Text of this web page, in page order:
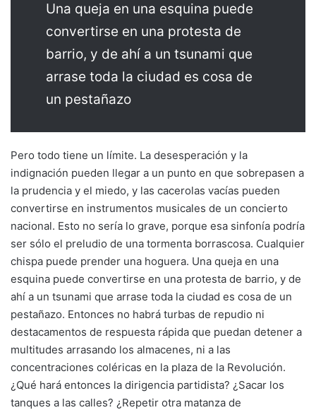
Una queja en una esquina puede
convertirse en una protesta de
barrio, y de ahí a un tsunami que
arrase toda la ciudad es cosa de
un pestañazo
Pero todo tiene un límite. La desesperación y la
indignación pueden llegar a un punto en que sobrepasen a
la prudencia y el miedo, y las cacerolas vacías pueden
convertirse en instrumentos musicales de un concierto
nacional. Esto no sería lo grave, porque esa sinfonía podría
ser sólo el preludio de una tormenta borrascosa. Cualquier
chispa puede prender una hoguera. Una queja en una
esquina puede convertirse en una protesta de barrio, y de
ahí a un tsunami que arrase toda la ciudad es cosa de un
pestañazo. Entonces no habrá turbas de repudio ni
destacamentos de respuesta rápida que puedan detener a
multitudes arrasando los almacenes, ni a las
concentraciones coléricas en la plaza de la Revolución.
¿Qué hará entonces la dirigencia partidista? ¿Sacar los
tanques a las calles? ¿Repetir otra matanza de